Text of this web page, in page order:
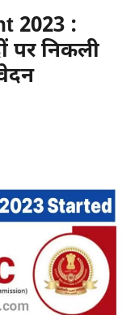
2023 :
पर निकली